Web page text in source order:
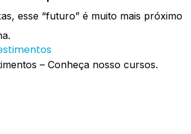
esse “futuro” é muito mais próximo
– Conheça nosso cursos.